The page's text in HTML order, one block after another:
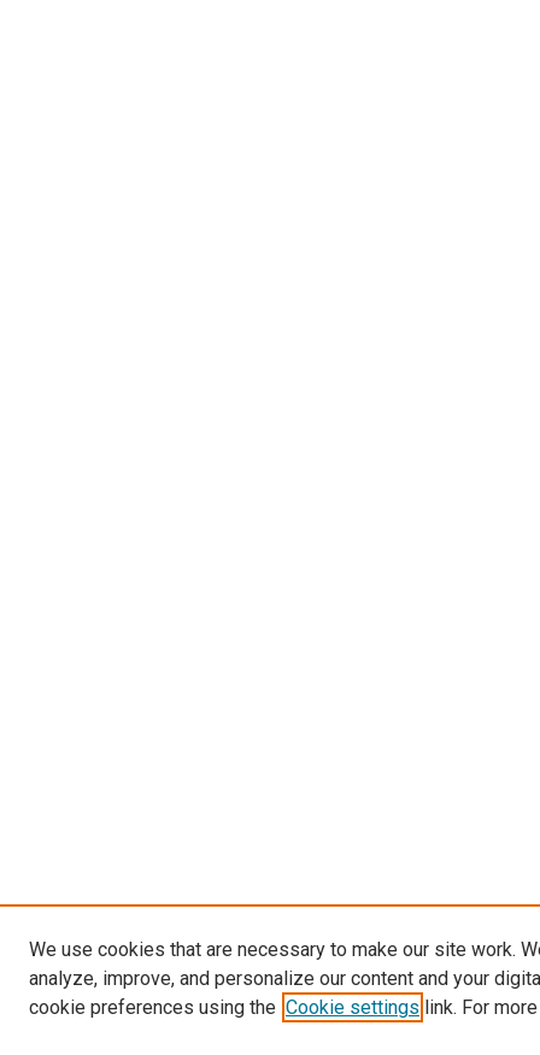
We use cookies that are necessary to make our site work.
analyze, improve, and personalize our content and your
cookie preferences using the Cookie settings link. For